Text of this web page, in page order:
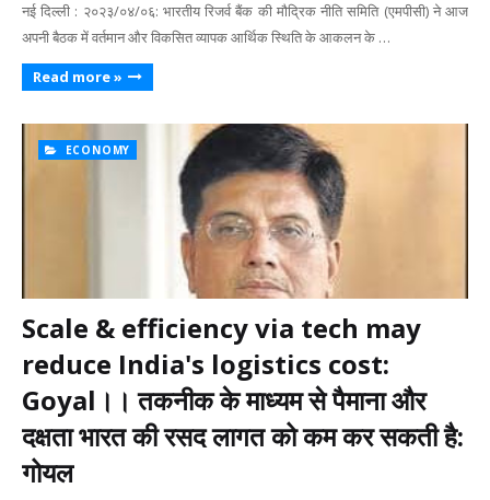
नई दिल्‍ली : २०२३/०४/०६: भारतीय रिजर्व बैंक की मौद्रिक नीति समिति (एमपीसी) ने आज
अपनी बैठक में वर्तमान और विकसित व्यापक आर्थिक स्थिति के आकलन के …
Read more »
ECONOMY
Scale & efficiency via tech may
reduce India's logistics cost:
Goyal।। तकनीक के माध्यम से पैमाना और
दक्षता भारत की रसद लागत को कम कर सकती है:
गोयल